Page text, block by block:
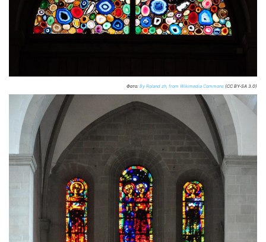
Фото: By Roland zh, from Wikimedia Commons (CC BY-SA 3.0)